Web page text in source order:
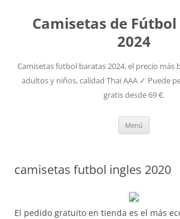
Camisetas de
2024
Camisetas futbol baratas 2024, el precio más
adultos y niños, calidad Thai AAA ✓ Puede
gratis desde 69 €.
Menú
camisetas futbol ingles 2020
El pedido gratuito en tienda es el más